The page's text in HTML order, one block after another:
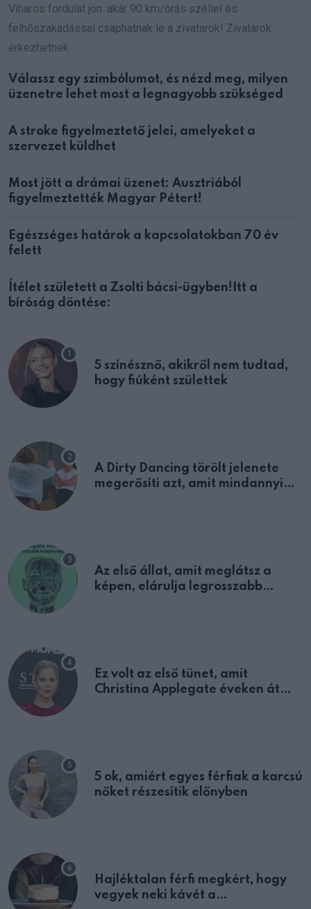
Viharos fordulat jön: akár 90 km/órás széllel és
felhőszakadással csaphatnak le a zivatarok! Zivatarok
érkezhetnek
Válassz egy szimbólumot, és nézd meg, milyen
üzenetre lehet most a legnagyobb szükséged
A stroke figyelmeztető jelei, amelyeket a
szervezet küldhet
Most jött a drámai üzenet: Ausztriából
figyelmeztették Magyar Pétert!
Egészséges határok a kapcsolatokban 70 év
felett
Ítélet született a Zsolti bácsi-ügyben!Itt a
bíróság döntése:
5 színésznő, akikről nem tudtad,
hogy fiúként születtek
A Dirty Dancing törölt jelenete
megerősíti azt, amit mindannyian
Az első állat, amit meglátsz a
képen, elárulja legrosszabb
Ez volt az első tünet, amit
Christina Applegate éveken át
5 ok, amiért egyes férfiak a karcsú
nőket részesítik előnyben
Hajléktalan férfi megkért, hogy
vegyek neki kávét a